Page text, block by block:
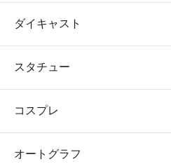
ダイキャスト
スタチュー
コスプレ
オートグラフ